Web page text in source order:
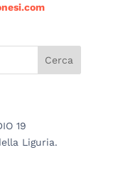
19
Liguria.